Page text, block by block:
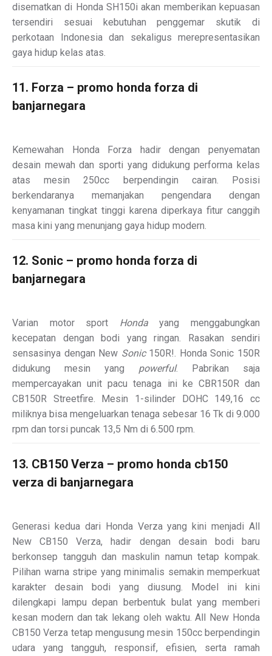
disematkan di Honda SH150i akan memberikan kepuasan
tersendiri sesuai kebutuhan penggemar skutik di
perkotaan Indonesia dan sekaligus merepresentasikan
gaya hidup kelas atas.
11. Forza – promo honda forza di
banjarnegara
Kemewahan Honda Forza hadir dengan penyematan
desain mewah dan sporti yang didukung performa kelas
atas mesin 250cc berpendingin cairan. Posisi
berkendaranya memanjakan pengendara dengan
kenyamanan tingkat tinggi karena diperkaya fitur canggih
masa kini yang menunjang gaya hidup modern.
12. Sonic – promo honda forza di
banjarnegara
Varian motor sport Hondayang menggabungkan
kecepatan dengan bodi yang ringan. Rasakan sendiri
sensasinya dengan New Sonic150R!
. Honda Sonic 150R
didukung mesin yang powerful. Pabrikan saja
mempercayakan unit pacu tenaga ini ke CBR150R dan
CB150R Streetfire. Mesin 1-silinder DOHC 149,16 cc
miliknya bisa mengeluarkan tenaga sebesar 16 Tk di 9.000
rpm dan torsi puncak 13,5 Nm di 6.500 rpm.
13. CB150 Verza – promo honda cb150
verza di banjarnegara
Generasi kedua dari Honda Verza yang kini menjadi All
New CB150 Verza, hadir dengan desain bodi baru
berkonsep tangguh dan maskulin namun tetap kompak.
Pilihan warna stripe yang minimalis semakin memperkuat
karakter desain bodi yang diusung. Model ini kini
dilengkapi lampu depan berbentuk bulat yang memberi
kesan modern dan tak lekang oleh waktu. All New Honda
CB150 Verza tetap mengusung mesin 150cc berpendingin
udara yang tangguh, responsif, efisien, serta ramah